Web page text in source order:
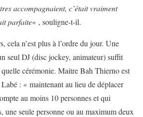
accompagnaient, c’était vraiment
parfaite« , souligne-t-il.
cela n’est plus à l’ordre du jour. Une
seul DJ (disc jockey, animateur) suffit
cérémonie. Maitre Bah Thierno est
: « maintenant au lieu de déplacer
au moins 10 personnes et qui
une seule personne ou au maximum deux